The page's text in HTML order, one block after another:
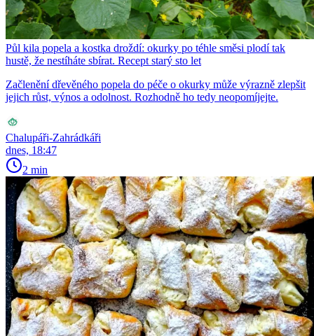
Půl kila popela a kostka droždí: okurky po téhle směsi plodí tak
hustě, že nestíháte sbírat. Recept starý sto let
Začlenění dřevěného popela do péče o okurky může výrazně zlepšit
jejich růst, výnos a odolnost. Rozhodně ho tedy neopomíjejte.
Chalupáři-Zahrádkáři
dnes, 18:47
2 min